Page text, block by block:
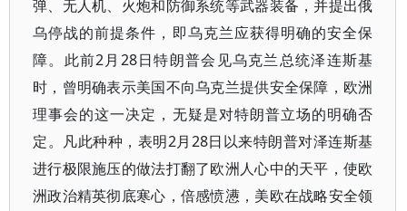
弹、无人机、火炮和防御系统等武器装备，并提出俄
乌停战的前提条件，即乌克兰应获得明确的安全保
障。此前2月28日特朗普会见乌克兰总统泽连斯基
时，曾明确表示美国不向乌克兰提供安全保障，欧洲
理事会的这一决定，无疑是对特朗普立场的明确否
定。凡此种种，表明2月28日以来特朗普对泽连斯基
进行极限施压的做法打翻了欧洲人心中的天平，使欧
洲政治精英彻底寒心，倍感愤懑，美欧在战略安全领